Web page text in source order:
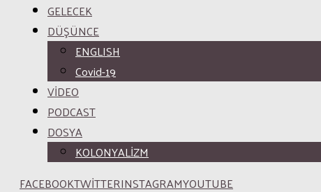
GELECEK
DÜŞÜNCE
ENGLISH
Covid-19
VİDEO
PODCAST
DOSYA
KOLONYALİZM
FACEBOOKTWITTERINSTAGRAMYOUTUBE